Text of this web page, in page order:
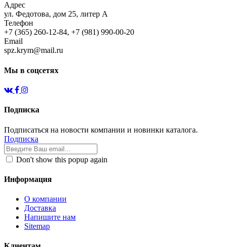
Адрес
ул. Федотова, дом 25, литер А
Телефон
+7 (365) 260-12-84, +7 (981) 990-00-20
Email
spz.krym@mail.ru
Мы в соцсетях
Подписка
Подписаться на новости компании и новинки каталога.
Подписка
Don't show this popup again
Информация
О компании
Доставка
Напишите нам
Sitemap